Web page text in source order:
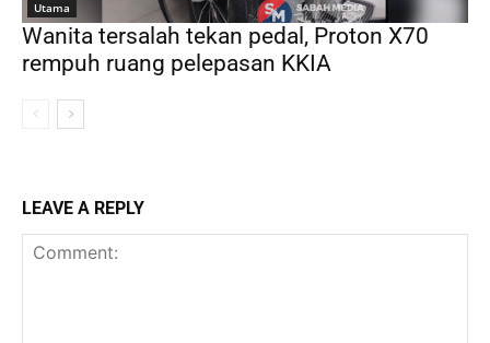
Utama
Wanita tersalah tekan pedal, Proton X70
rempuh ruang pelepasan KKIA
LEAVE A REPLY